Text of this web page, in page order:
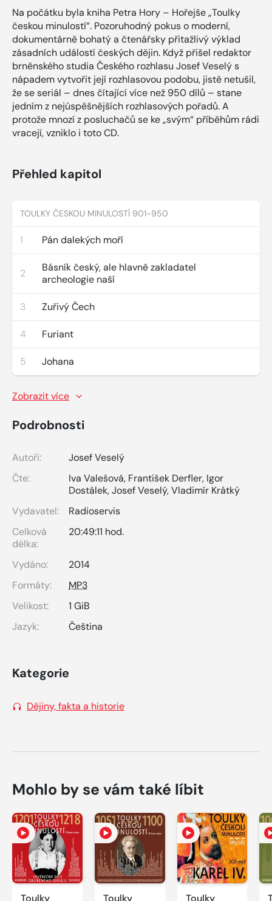
Na počátku byla kniha Petra Hory – Hořejše „Toulky
českou minulostí“. Pozoruhodný pokus o moderní,
dokumentárně bohatý a čtenářsky přitažlivý výklad
zásadních událostí českých dějin. Když přišel redaktor
brněnského studia Českého rozhlasu Josef Veselý s
nápadem vytvořit její rozhlasovou podobu, jistě netušil,
že se seriál – dnes čítající více než 950 dílů – stane
jedním z nejúspěšnějších rozhlasových pořadů. A
protože mnozí z posluchačů se ke „svým“ příběhům rádi
vracejí, vzniklo i toto CD.
Přehled kapitol
TOULKY ČESKOU MINULOSTÍ 901-950
1 Pán dalekých moří
2
Básník český, ale hlavně zakladatel
archeologie naší
3 Zuřivý Čech
4 Furiant
5 Johana
Zobrazit více
Podrobnosti
Autoři:
Josef Veselý
Čte:
Iva Valešová, František Derfler, Igor
Dostálek,Josef Veselý,Vladimír Krátký
Vydavatel:
Radioservis
Celková
délka:
20:49:11 hod.
Vydáno:
2014
Formáty:
MP3
Velikost:
1 GiB
Jazyk:
Čeština
Kategorie
Dějiny, fakta a historie
Mohlo by se vám také líbit
Toulky
Toulky
Toulky